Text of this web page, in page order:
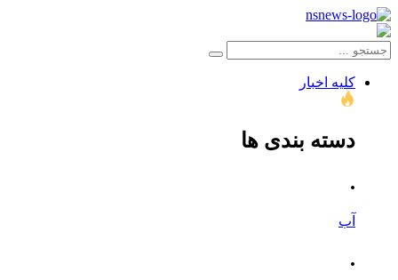
کلیه اخبار
دسته بندی ها
.
آب
.